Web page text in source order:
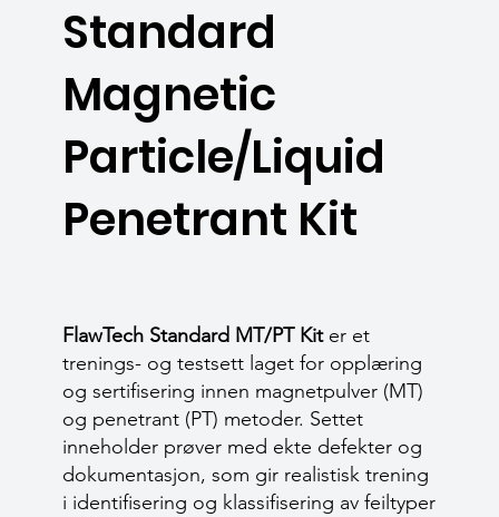
Standard
Magnetic
Particle/Liquid
Penetrant Kit
FlawTech Standard MT/PT Kiter et
trenings- og testsett laget for opplæring
og sertifisering innen magnetpulver (MT)
og penetrant (PT) metoder. Settet
inneholder prøver med ekte defekter og
dokumentasjon, som gir realistisk trening
i identifisering og klassifisering av feiltyper